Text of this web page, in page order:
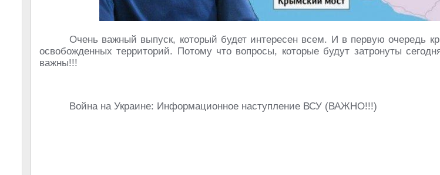
Очень важный выпуск, который будет интересен всем. И в первую очередь
освобожденных территорий. Потому что вопросы, которые будут затронуты
важны!!!
Война на Украине: Информационное наступление ВСУ (ВАЖНО!!!)